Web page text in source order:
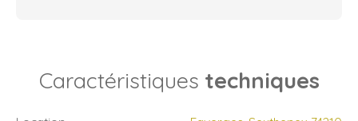
Caractéristiques techniques